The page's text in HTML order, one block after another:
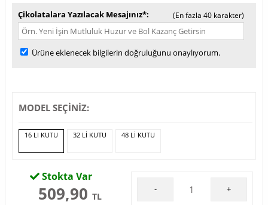
Çikolatalara Yazılacak Mesajınız* (En fazla 40 karakter)
Ürüne eklenecek bilgilerin doğruluğunu onaylıyorum.
MODEL SEÇİNİZ:
16 LI KUTU 32 LI KUTU 48 LI KUTU
Stokta Var
509,90 TL
- +